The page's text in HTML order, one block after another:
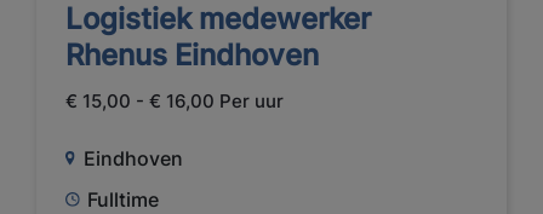
Logistiek medewerker
Rhenus Eindhoven
€ 15,00 - € 16,00 Per uur
Eindhoven
Fulltime